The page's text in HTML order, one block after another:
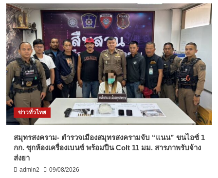
ข่าวทั่วไทย
สมุทรสงคราม- ตำรวจเมืองสมุทรสงครามจับ “แนน” ขนไอซ์ 1
กก. ซุกห้องเครื่องเบนซ์ พร้อมปืน Colt 11 มม. สารภาพรับจ้าง
ส่งยา
admin2 09/08/2026